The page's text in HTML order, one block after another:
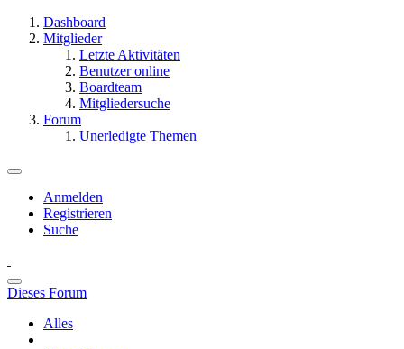
Dashboard
Mitglieder
Letzte Aktivitäten
Benutzer online
Boardteam
Mitgliedersuche
Forum
Unerledigte Themen
Anmelden
Registrieren
Suche
Dieses Forum
Alles